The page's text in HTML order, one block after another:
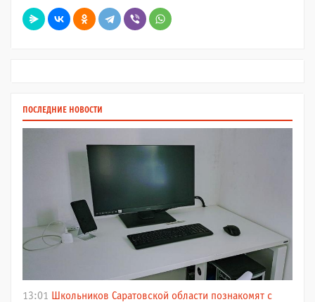
ПОСЛЕДНИЕ НОВОСТИ
13:01 Школьников Саратовской области познакомят с